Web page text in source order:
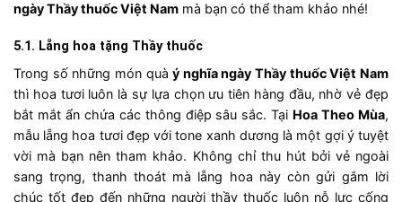
ngày Thầy thuốc Việt Nam mà bạn có thể tham khảo nhé!
5.1. Lẵng hoa tặng Thầy thuốc
Trong số những món quàý nghĩa ngày Thầy thuốc Việt Nam
thì hoa tươi luôn là sự lựa chọn ưu tiên hàng đầu, nhờ vẻ đẹp
bắt mắt ẩn chứa các thông điệp sâu sắc. Tại Hoa Theo Mùa,
mẫu lẵng hoa tươi đẹp với tone xanh dương là một gợi ý tuyệt
vời mà bạn nên tham khảo. Không chỉ thu hút bởi vẻ ngoài
sang trọng, thanh thoát mà lẵng hoa này còn gửi gắm lời
chúc tốt đẹp đến những người thầy thuốc luôn nỗ lực cống